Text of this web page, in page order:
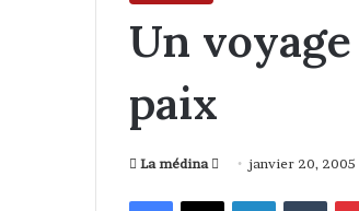
Un
paix
La médina janvier 20, 2005
Facebook X Linkedin